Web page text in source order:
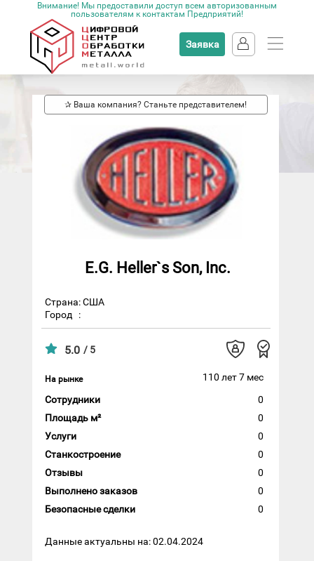
Внимание! Мы предоставили доступ всем авторизованным
пользователям к контактам Предприятий!
Заявка
✰ Ваша компания? Станьте представителем!
E.G. Heller`s Son, Inc.
Страна: США
Город
:
5.0 / 5
На рынке
110 лет 7 мес
Сотрудники
0
Площадь м²
0
Услуги
0
Станкостроение
0
Отзывы
0
Выполнено заказов
0
Безопасные сделки
0
Данные актуальны на: 02.04.2024